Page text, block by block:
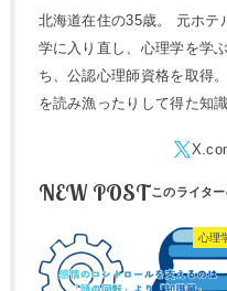
北海道在住の35歳。 元ホテ
学に入り直し、心理学を学
ち、公認心理師資格を取得
を読み漁ったりして得た知
NEW POST
心理